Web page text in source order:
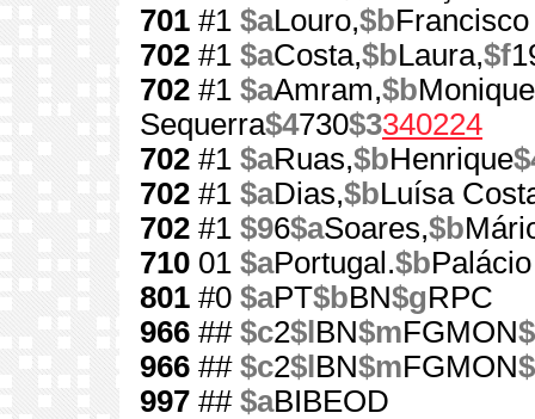
701 #1 $aLouro,$b
702 #1 $aCosta,$bLaura,$f
702 #1 $aAmram,$b
Sequerra$4730$3340224
702 #1 $aRuas,$bHenrique
702 #1 $aDias,$bLuísa
702 #1 $96$aSoares,$b
710 01 $aPortugal.$b
801 #0 $aPT$bBN$gRPC
966 ## $c2$l BN$mFGMON
966 ## $c2$l BN$mFGMON
997 ## $aBIBEOD